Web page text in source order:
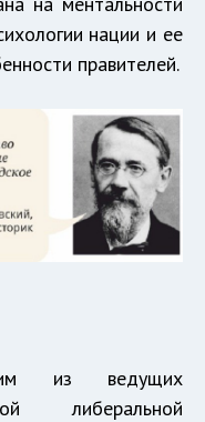
нации и ее
правителей.
из ведущих
либеральной